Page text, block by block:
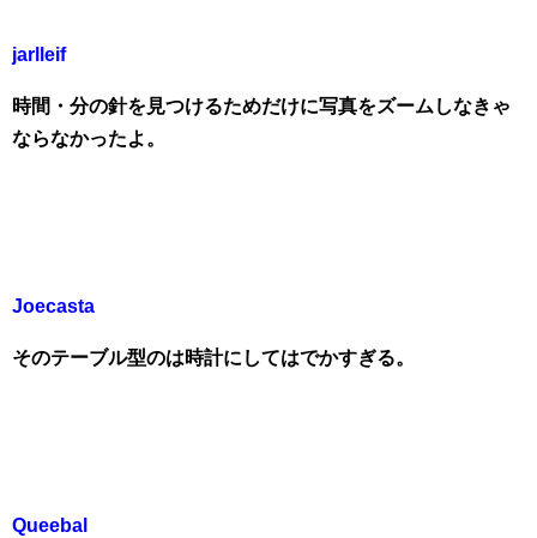
jarlleif
時間・分の針を見つけるためだけに写真をズームしなきゃ
ならなかったよ。
Joecasta
そのテーブル型のは時計にしてはでかすぎる。
Queebal